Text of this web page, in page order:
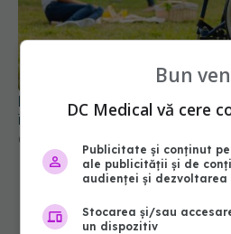
Ministerul Sănătății
în grad de handicap
Bun
DC Medical vă cere
Publicitate și conținut
ale publicității și de
audienței și
Stocarea și/sau
un dispozitiv